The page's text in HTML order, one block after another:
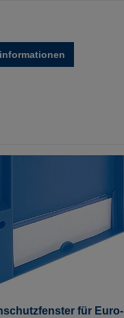
überspringen
für Euro-